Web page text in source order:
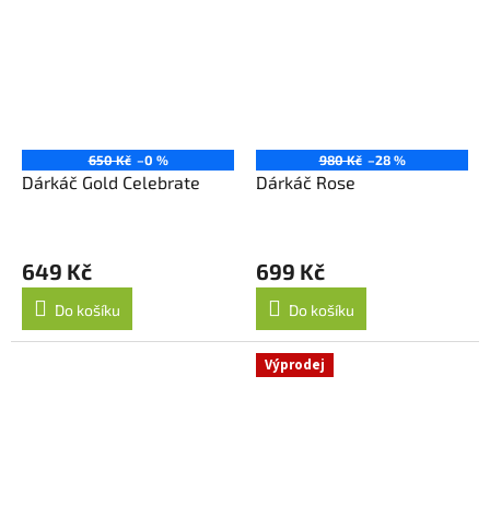
650 Kč –0 %
Dárkáč Gold Celebrate
649 Kč
Do košíku
980 Kč –28 %
Dárkáč Rose
699 Kč
Do košíku
Výprodej